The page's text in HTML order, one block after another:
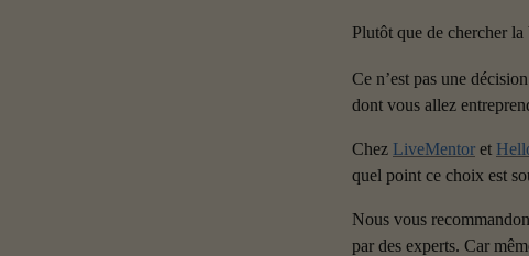
Plutôt que de chercher
Ce n’est pas une
dont vous allez
Chez LiveMentor et
quel point ce choix est
Nous vous
par des experts. Car